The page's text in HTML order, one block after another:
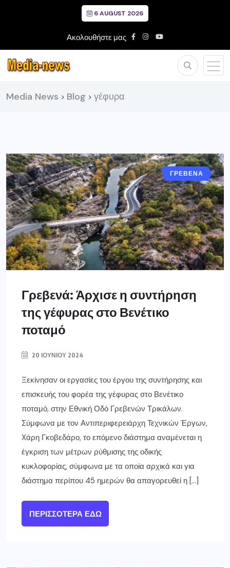
6 AUGUST 2026
Ακολουθήστε μας
Media News > Blog > γέφυρα
ΓΡΕΒΕΝΑ
Γρεβενά: Άρχισε η συντήρηση
της γέφυρας στο Βενέτικο
ποταμό
20 ΙΟΥΝΊΟΥ 2024
Ξεκίνησαν οι εργασίες του έργου της συντήρησης και
επισκευής του φορέα της γέφυρας στο Βενέτικο
ποταμό, στην Εθνική Οδό Γρεβενών Τρικάλων.
Σύμφωνα με τον Αντιπεριφερειάρχη Τεχνικών Έργων,
Xάρη Γκοβεδάρο, το επόμενο διάστημα αναμένεται η
έγκριση των μέτρων ρύθμισης της οδικής
κυκλοφορίας, σύμφωνα με τα οποία αρχικά και για
διάστημα περίπου 45 ημερών θα απαγορευθεί η […]
ΠΕΡΙΣΣΌΤΕΡΑ ΕΔΏ